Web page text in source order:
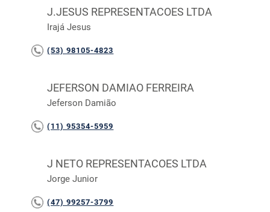
J.JESUS REPRESENTACOES LTDA
Irajá Jesus
(53) 98105-4823
JEFERSON DAMIAO FERREIRA
Jeferson Damião
(11) 95354-5959
J NETO REPRESENTACOES LTDA
Jorge Junior
(47) 99257-3799